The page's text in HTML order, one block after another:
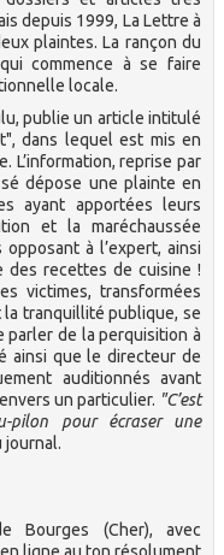
depuis 1999, La Lettre à
plaintes. La rançon du
commence à se faire
locale.
publie un article intitulé
dans lequel est mis en
L’information, reprise par
dépose une plainte en
ayant apportées leurs
et la maréchaussée
à l’expert, ainsi
des recettes de cuisine !
victimes, transformées
tranquillité publique, se
parler de la perquisition à
ainsi que le directeur de
auditionnés avant
un particulier. "C’est
pilon pour écraser une
journal.
Bourges (Cher), avec